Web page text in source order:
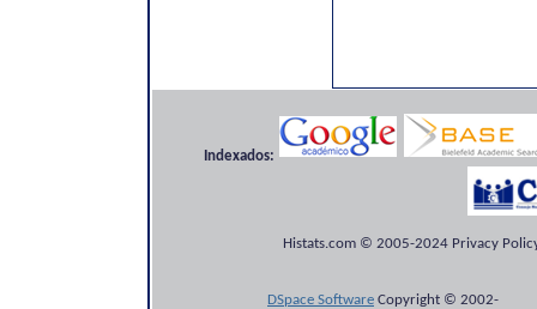
Indexados:
Histats.com © 2005-2024 Privacy
DSpace Software Copyright © 2002-